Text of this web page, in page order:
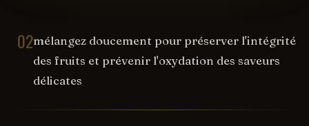
02mélangez doucement pour préserver l'intégrité
des fruits et prévenir l'oxydation des saveurs
délicates